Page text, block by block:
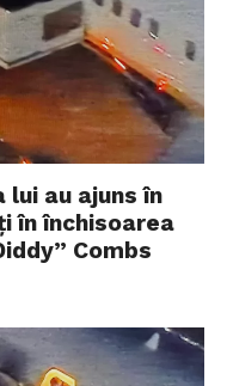
lui au ajuns în
în închisoarea
Combs